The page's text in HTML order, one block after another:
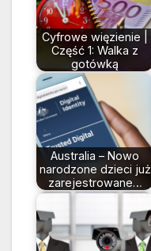
Cyfrowe więzienie |
Część 1: Walka z
gotówką
Australia – Nowo
narodzone dzieci już
zarejestrowane…